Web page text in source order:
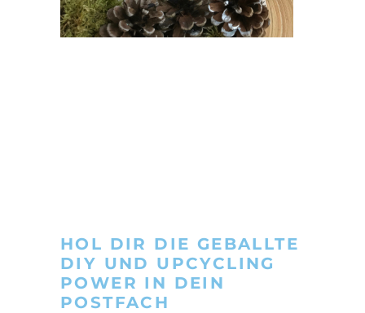
HOL DIR DIE GEBALLTE
DIY UND UPCYCLING
POWER IN DEIN
POSTFACH